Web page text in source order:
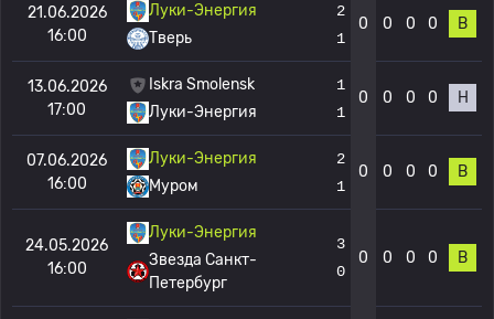
21.06.2026
16:00
Луки-Энергия
Тверь
2
1
0 0 0 0 В
13.06.2026
17:00
Iskra Smolensk
Луки-Энергия
1
1
0 0 0 0 Н
07.06.2026
16:00
Луки-Энергия
Муром
2
1
0 0 0 0 В
24.05.2026
16:00
Луки-Энергия
Звезда Санкт-
Петербург
3
0
0 0 0 0 В